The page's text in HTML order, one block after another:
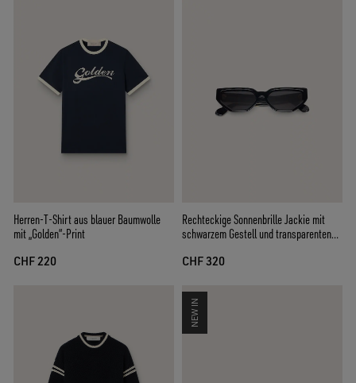
Herren-T-Shirt aus blauer Baumwolle
mit „Golden“-Print
CHF 220
Rechteckige Sonnenbrille Jackie mit
schwarzem Gestell und transparenten
CHF 320
NEW IN